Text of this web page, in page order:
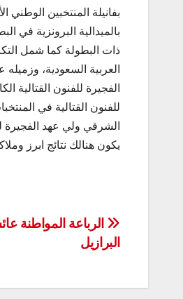
بفانيلة المنتخبين
بالميدالية البرونزية في
ذات البطولة كما شمل
العربية السعودية،
الفجيرة للفنون
للفنون القتالية في
الشرقي ولي عهد الفجيرة
يكون هنالك نتائج ابرز
تصفّح
المقالات
الرباعة المواطنة
البرازيل